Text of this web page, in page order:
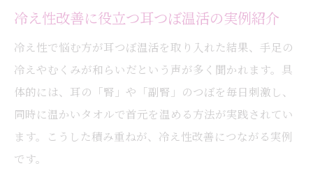
冷え性改善に役立つ耳つぼ温活の実例紹介
冷え性で悩む方が耳つぼ温活を取り入れた結果、手足の
冷えやむくみが和らいだという声が多く聞かれます。具
体的には、耳の「腎」や「副腎」のつぼを毎日刺激し、
同時に温かいタオルで首元を温める方法が実践されてい
ます。こうした積み重ねが、冷え性改善につながる実例
です。